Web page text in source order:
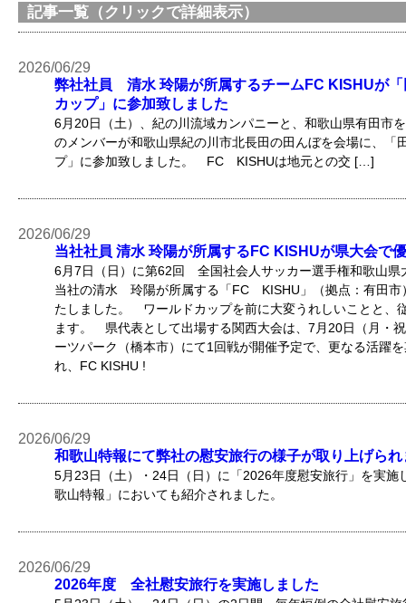
記事一覧（クリックで詳細表示）
2026/06/29
弊社社員 清水 玲陽が所属するチームFC KISHUが「
カップ」に参加致しました
6月20日（土）、紀の川流域カンパニーと、和歌山県有田市
のメンバーが和歌山県紀の川市北長田の田んぼを会場に、
プ」に参加致しました。 FC KISHUは地元との交 […]
2026/06/29
当社社員 清水 玲陽が所属するFC KISHUが県大会で
6月7日（日）に第62回 全国社会人サッカー選手権和歌山県
当社の清水 玲陽が所属する「FC KISHU」（拠点：有田市
たしました。 ワールドカップを前に大変うれしいことと、
ます。 県代表として出場する関西大会は、7月20日（月・
ーツパーク（橋本市）にて1回戦が開催予定で、更なる活躍
れ、FC KISHU !
2026/06/29
和歌山特報にて弊社の慰安旅行の様子が取り上げられ
5月23日（土）・24日（日）に「2026年度慰安旅行」を実施
歌山特報」においても紹介されました。
2026/06/29
2026年度 全社慰安旅行を実施しました